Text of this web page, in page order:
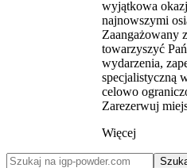
wyjątkowa
najnowszymi
Zaangażowany
towarzyszyć
wydarzenia,
specjalistyczną
celowo
Zarezerwuj
Więcej